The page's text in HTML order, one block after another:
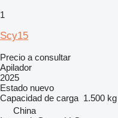
1
Scy15
Precio a consultar
Apilador
2025
Estado nuevo
Capacidad de carga 1.500 kg
China